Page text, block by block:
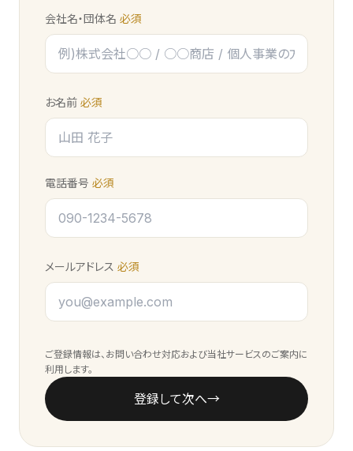
会社名・団体名 必須
お名前 必須
電話番号 必須
メールアドレス 必須
ご登録情報は、お問い合わせ対応および当社サービスのご案内に
利用します。
登録して次へ→